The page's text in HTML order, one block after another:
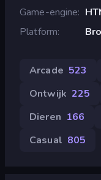
Game-engine
Platform
Arcade 523
Ontwijk 225
Dieren 166
Casual 805